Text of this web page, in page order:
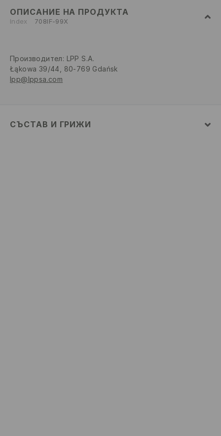
ОПИСАНИЕ НА ПРОДУКТА
Index 708IF-99X
Производител: LPP S.A.
Łąkowa 39/44, 80-769 Gdańsk
lpp@lppsa.com
СЪСТАВ И ГРИЖИ